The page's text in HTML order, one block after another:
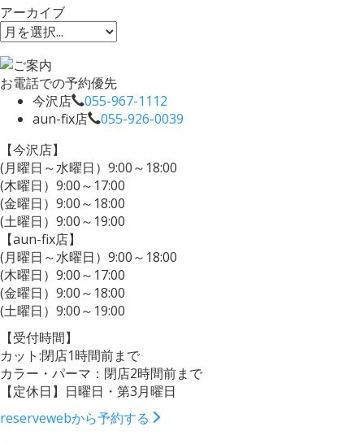
アーカイブ
お電話での予約優先
今沢店
055-967-1112
aun-fix店
055-926-0039
【今沢店】
(月曜日～水曜日）9:00～18:00
(木曜日）9:00～17:00
(金曜日）9:00～18:00
(土曜日）9:00～19:00
【aun-fix店】
(月曜日～水曜日）9:00～18:00
(木曜日）9:00～17:00
(金曜日）9:00～18:00
(土曜日）9:00～19:00
【受付時間】
カット:閉店1時間前まで
カラー・パーマ：閉店2時間前まで
【定休日】日曜日・第3月曜日
reservewebから予約する